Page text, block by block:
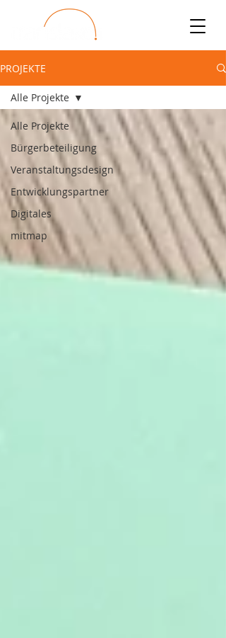
PROJEKTE
Alle Projekte
Bürgerbeteiligung
Veranstaltungsdesign
Entwicklungspartner
Digitales
mitmap
Alle Projekte